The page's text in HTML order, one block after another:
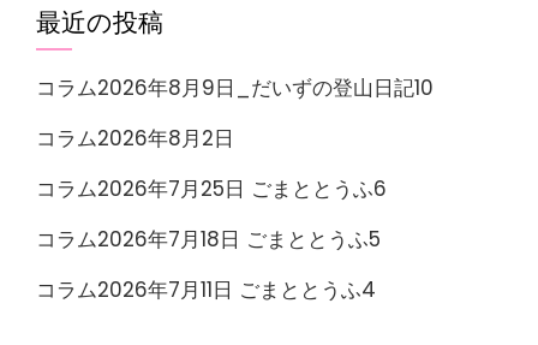
最近の投稿
コラム2026年8月9日_だいずの登山日記10
コラム2026年8月2日
コラム2026年7月25日 ごまととうふ6
コラム2026年7月18日 ごまととうふ5
コラム2026年7月11日 ごまととうふ4